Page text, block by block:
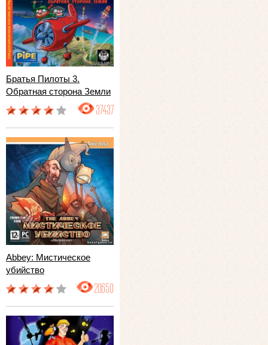
Братья Пилоты 3.
Обратная сторона Земли
37437
Abbey: Мистическое
убийство
20650